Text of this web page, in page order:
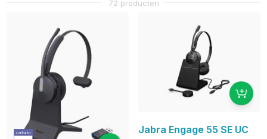
72 producten
Jabra Engage 55 SE UC